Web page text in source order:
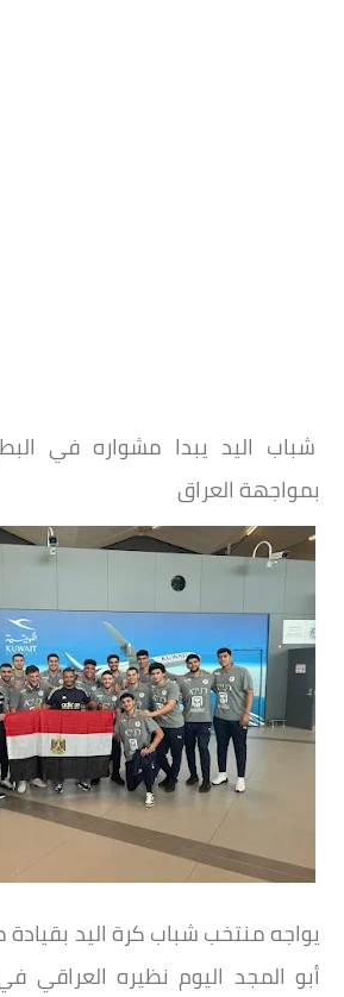
شباب اليد يبدا مشواره في
بمواجهة العراق
يواجه منتخب شباب كرة اليد
أبو المجد اليوم نظيره العراقي